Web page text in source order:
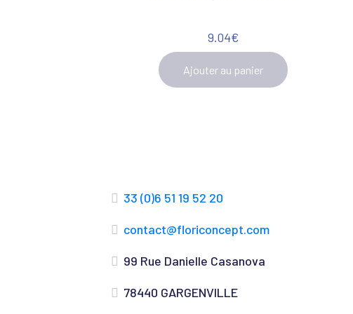
9.04€
Ajouter au panier
33 (0)6 51 19 52 20
contact@floriconcept.com
99 Rue Danielle Casanova
78440 GARGENVILLE